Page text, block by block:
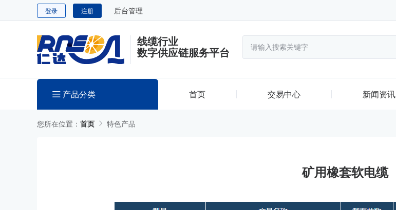
登录 注册 后台管理
线缆行业
数字供应链服务平台
产品分类 首页 交易中心 新闻资讯
您所在位置： 首页 特色产品
矿用橡套软电缆